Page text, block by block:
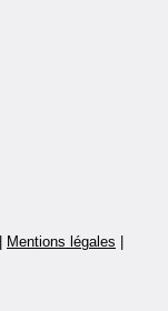
Mentions légales